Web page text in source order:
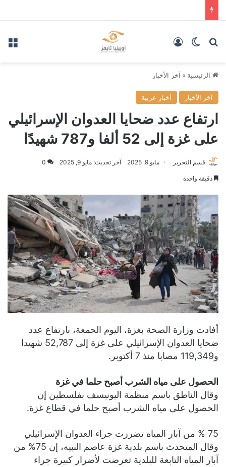
بحث عنالوضع المظلم
الرئيسية » آخر الأخبار
آخر الأخبار أخبار عربية
ارتفاع عدد ضحايا العدوان الإسرائيلي
على غزة إلى 52 ألفا و787 شهيدًا
قسم التحرير مايو 9, 2025 آخر تحديث: مايو 9, 2025 0
دقيقة واحدة
أفادت وزارة الصحة بغزة، اليوم الجمعة، بارتفاع عدد
ضحايا العدوان الإسرائيلي على غزة إلى 52,787 شهيدا
و119,349 مصابا منذ 7 أكتوبر.
الحصول على مياه الشرب أصبح حلما في غزة
وقال الناطق باسم منظمة اليونيسف بفلسطين إن
الحصول على مياه الشرب أصبح حلما في قطاع غزة.
75 % من آبار المياه تضررت جراء العدوان الإسرائيلي
وقال المتحدث باسم بلدية غزة عاصم النبيه، إن 75% من
آبار المياه التابعة للبلدية تعرضت لأضرار كبيرة جراء